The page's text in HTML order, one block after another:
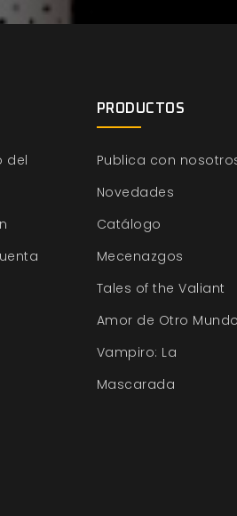
del
PRODUCTOS
Publica con
Novedades
Catálogo
Mecenazgos
Tales of the Valiant
Amor de Otro Mundo
Vampiro: La
Mascarada